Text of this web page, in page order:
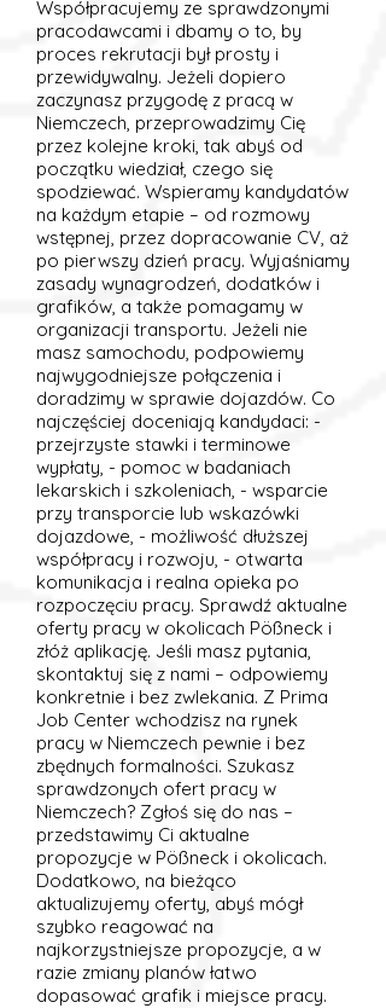
Współpracujemy ze sprawdzonymi
pracodawcami i dbamy o to, by
proces rekrutacji był prosty i
przewidywalny. Jeżeli dopiero
zaczynasz przygodę z pracą w
Niemczech, przeprowadzimy Cię
przez kolejne kroki, tak abyś od
początku wiedział, czego się
spodziewać. Wspieramy kandydatów
na każdym etapie – od rozmowy
wstępnej, przez dopracowanie CV, aż
po pierwszy dzień pracy. Wyjaśniamy
zasady wynagrodzeń, dodatków i
grafików, a także pomagamy w
organizacji transportu. Jeżeli nie
masz samochodu, podpowiemy
najwygodniejsze połączenia i
doradzimy w sprawie dojazdów. Co
najczęściej doceniają kandydaci: -
przejrzyste stawki i terminowe
wypłaty, - pomoc w badaniach
lekarskich i szkoleniach, - wsparcie
przy transporcie lub wskazówki
dojazdowe, - możliwość dłuższej
współpracy i rozwoju, - otwarta
komunikacja i realna opieka po
rozpoczęciu pracy. Sprawdź aktualne
oferty pracy w okolicach Pößneck i
złóż aplikację. Jeśli masz pytania,
skontaktuj się z nami – odpowiemy
konkretnie i bez zwlekania. Z Prima
Job Center wchodzisz na rynek
pracy w Niemczech pewnie i bez
zbędnych formalności. Szukasz
sprawdzonych ofert pracy w
Niemczech? Zgłoś się do nas –
przedstawimy Ci aktualne
propozycje w Pößneck i okolicach.
Dodatkowo, na bieżąco
aktualizujemy oferty, abyś mógł
szybko reagować na
najkorzystniejsze propozycje, a w
razie zmiany planów łatwo
dopasować grafik i miejsce pracy.